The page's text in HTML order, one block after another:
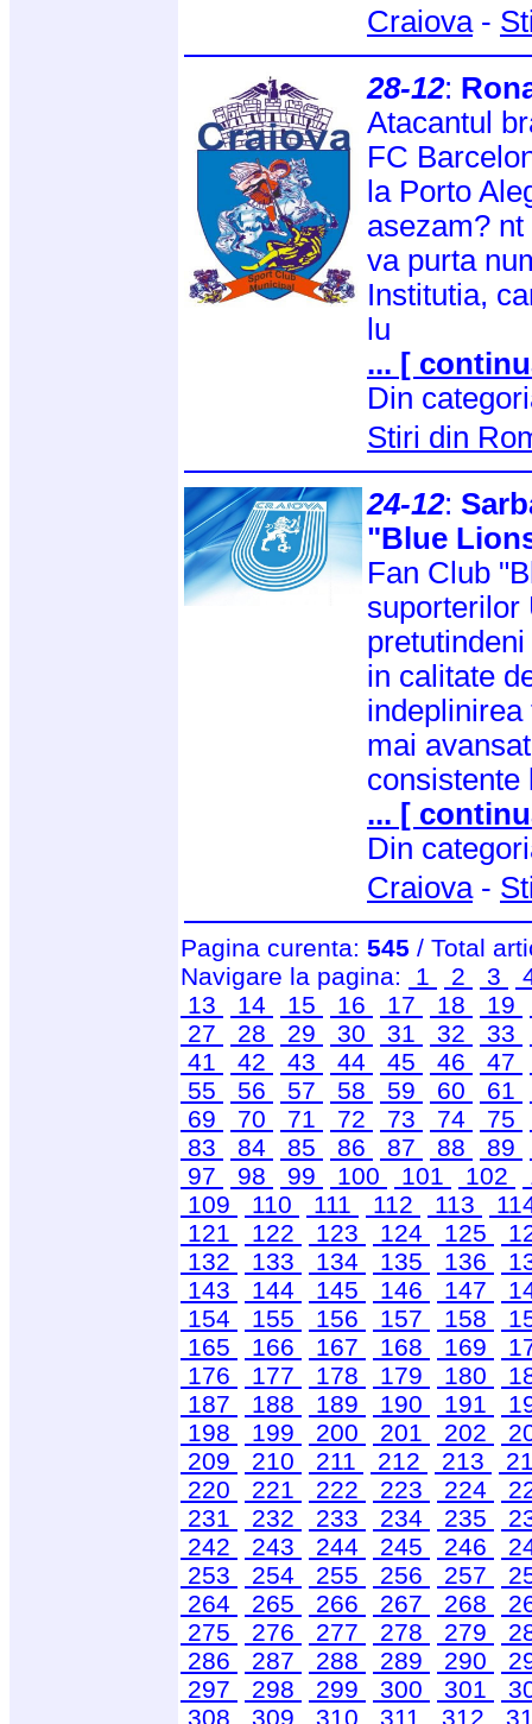
Craiova-
28-12:
Atacantul
FC
la Porto
asezam?
va purta
Institutia,
lu
... [
Din
Stiri din
24-12:
"Blue
Fan Club
suporterilor
in calitate
mai
consistente
... [
Din
Craiova-
Pagina curenta: 545 / Total
Navigare la pagina:
1 2 3
13
14 15 16 17 18 19
27
28 29 30 31 32 33
41
42 43 44 45 46 47
55
56 57 58 59 60 61
69
70 71 72 73 74 75
83
84 85 86 87 88 89
97
98 99 100 101 102
109
110 111 112 113
121
122 123 124 125
132
133 134 135 136
143
144 145 146 147
154
155 156 157 158
165
166 167 168 169
176
177 178 179 180
187
188 189 190 191
198
199 200 201 202
209
210 211 212 213
220
221 222 223 224
231
232 233 234 235
242
243 244 245 246
253
254 255 256 257
264
265 266 267 268
275
276 277 278 279
286
287 288 289 290
297
298 299 300 301
308
309 310 311 312